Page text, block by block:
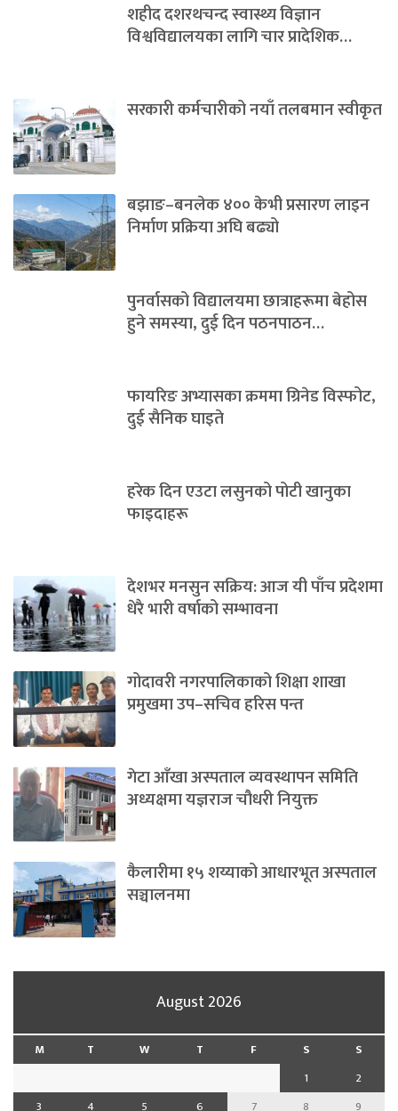
शहीद दशरथचन्द स्वास्थ्य विज्ञान
विश्वविद्यालयका लागि चार प्रादेशिक…
सरकारी कर्मचारीको नयाँ तलबमान स्वीकृत
बझाङ–बनलेक ४०० केभी प्रसारण लाइन
निर्माण प्रक्रिया अघि बढ्यो
पुनर्वासको विद्यालयमा छात्राहरूमा बेहोस
हुने समस्या, दुई दिन पठनपाठन…
फायरिङ अभ्यासका क्रममा ग्रिनेड विस्फोट,
दुई सैनिक घाइते
हरेक दिन एउटा लसुनको पोटी खानुका
फाइदाहरू
देशभर मनसुन सक्रिय: आज यी पाँच प्रदेशमा
धेरै भारी वर्षाको सम्भावना
गोदावरी नगरपालिकाको शिक्षा शाखा
प्रमुखमा उप–सचिव हरिस पन्त
गेटा आँखा अस्पताल व्यवस्थापन समिति
अध्यक्षमा यज्ञराज चौधरी नियुक्त
कैलारीमा १५ शय्याको आधारभूत अस्पताल
सञ्चालनमा
August 2026
M T W T F S
S
1
2
3
4 5 6 7 8
9